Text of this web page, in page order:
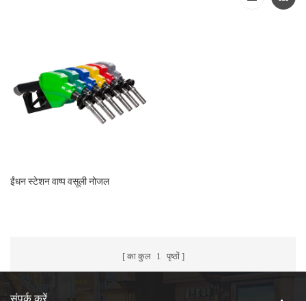
ईंधन स्टेशन वाष्प वसूली नोजल
का कुल 1 पृष्ठों